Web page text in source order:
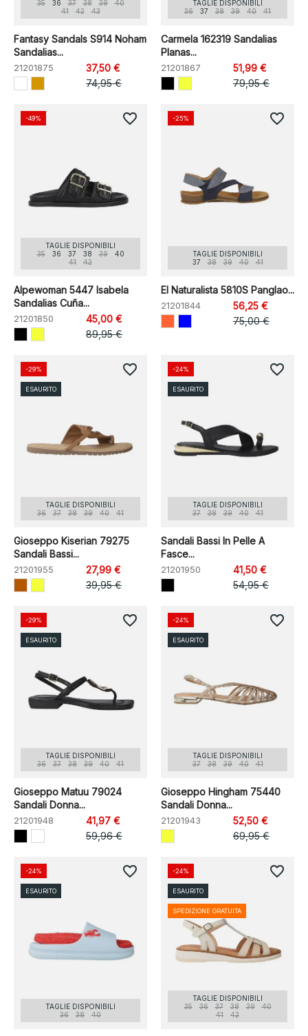
35 36 37 38 39
40
41
42 43
Fantasy Sandals S914 Noham
Sandalias...
21201875
37,50 €
74,95 €
TAGLIE DISPONIBILI
36
37 38 39 40 41
Carmela 162319 Sandalias
Planas...
21201867
51,99 €
79,95 €
TAGLIE DISPONIBILI
35
36 37 38 39
40
41
42
Alpewoman 5447 Isabela
Sandalias Cuña...
21201850
45,00 €
89,95 €
-49% favorite_border
TAGLIE DISPONIBILI
37
38 39 40 41
El Naturalista 5810S Panglao...
21201844
56,25 €
75,00 €
-25% favorite_border
TAGLIE DISPONIBILI
36
37 38 39 40 41
Gioseppo Kiserian 79275
Sandali Bassi...
21201955
27,99 €
39,95 €
-29%
ESAURITO
favorite_border
TAGLIE DISPONIBILI
37
38 39 40 41
Sandali Bassi In Pelle A
Fasce...
21201950
41,50 €
54,95 €
-24%
ESAURITO
favorite_border
TAGLIE DISPONIBILI
36
37 38 39 40 41
Gioseppo Matuu 79024
Sandali Donna...
21201948
41,97 €
59,96 €
-29%
ESAURITO
favorite_border
TAGLIE DISPONIBILI
37
38 39 40 41
Gioseppo Hingham 75440
Sandali Donna...
21201943
52,50 €
69,95 €
-24%
ESAURITO
favorite_border
TAGLIE DISPONIBILI
36
38 40
-24%
ESAURITO
favorite_border
TAGLIE DISPONIBILI
35
36 37 38 39
40
41
42
-24%
ESAURITO
SPEDIZIONE GRATUITA
favorite_border